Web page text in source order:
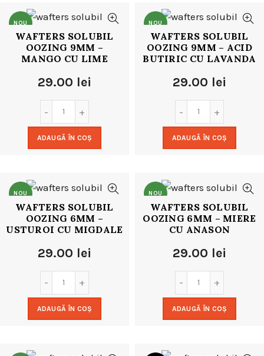
NOU
WAFTERS SOLUBIL
OOZING 9MM –
MANGO CU LIME
29.00 lei
ADAUGĂ ÎN COȘ
NOU
WAFTERS SOLUBIL
OOZING 9MM – ACID
BUTIRIC CU LAVANDA
29.00 lei
ADAUGĂ ÎN COȘ
NOU
WAFTERS SOLUBIL
OOZING 6MM –
USTUROI CU MIGDALE
29.00 lei
ADAUGĂ ÎN COȘ
NOU
WAFTERS SOLUBIL
OOZING 6MM – MIERE
CU ANASON
29.00 lei
ADAUGĂ ÎN COȘ